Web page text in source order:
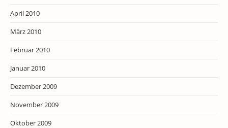
April 2010
März 2010
Februar 2010
Januar 2010
Dezember 2009
November 2009
Oktober 2009